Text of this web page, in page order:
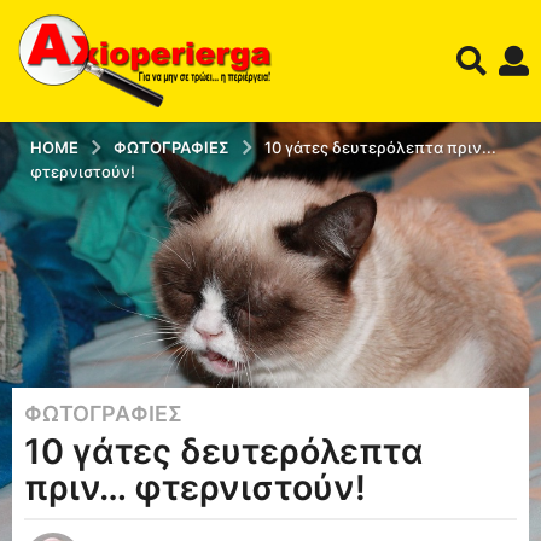
HOME ΦΩΤΟΓΡΑΦΊΕΣ
10 γάτες δευτερόλεπτα πριν...
φτερνιστούν!
1
3
τ
ΦΩΤΟΓΡΑΦΊΕΣ
10 γάτες δευτερόλεπτα
πριν… φτερνιστούν!